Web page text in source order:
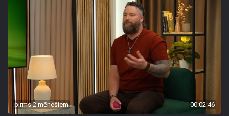
pirms 2 mēnešiem 00:02:46